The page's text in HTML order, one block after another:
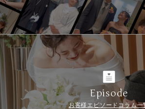
Episode
お客様エピソードコラム一